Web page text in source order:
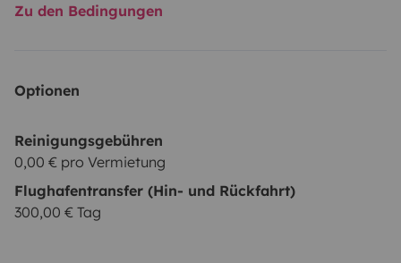
Zu den Bedingungen
Optionen
Reinigungsgebühren
0,00 € pro Vermietung
Flughafentransfer (Hin- und Rückfahrt)
300,00 € Tag